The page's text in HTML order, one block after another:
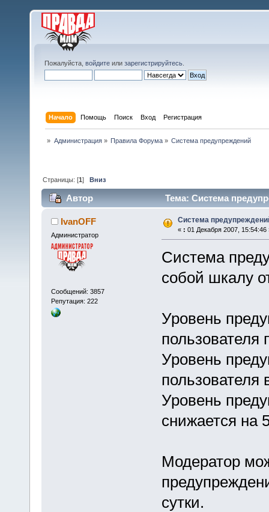
Пожалуйста, войдите или зарегистрируйтесь
Начало Помощь Поиск Вход Регистрация
» Администрация» Правила Форума» Система предупреждений
Страницы: [1]Вниз
Автор Тема: Система
IvanOFF
Администратор
Сообщений: 3857
Репутация: 222
Система
« : 01 Декабря 2007, 15:54:46
Система
собой шкалу
Уровень
Уровень
пользователя
Уровень
снижается на
Модератор
сутки.